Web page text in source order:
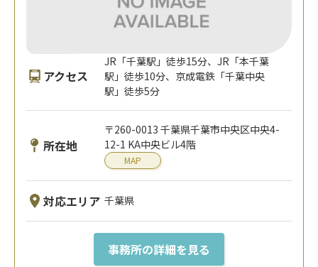
アクセス
JR「千葉駅」徒歩15分、JR「本千葉
駅」徒歩10分、京成電鉄「千葉中央
駅」徒歩5分
所在地
〒260-0013 千葉県千葉市中央区中央4-
12-1 KA中央ビル4階
MAP
対応エリア 千葉県
事務所の詳細を見る